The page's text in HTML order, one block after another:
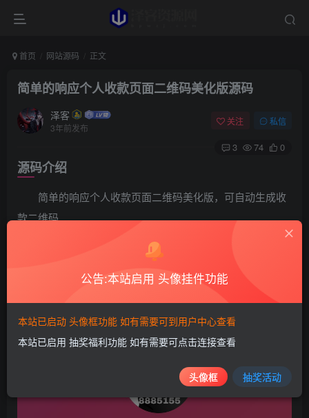
首页 网站源码 正文
简单的响应个人收款页面二维码美化版源码
泽客
3年前发布
关注 私信
3 74 0
源码介绍
简单的响应个人收款页面二维码美化版，可自动生成收
款二维码
只需在这里设置自己的 支付宝 微信 等用户名，就通过
公告:本站启用 头像挂件功能
本站已启动 头像框功能 如有需要可到用户中心查看
本站已启用 抽奖福利功能 如有需要可点击连接查看
头像框 抽奖活动